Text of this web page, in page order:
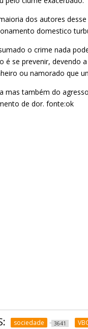
dos autores
domestico
o crime nada
se prevenir, devendo
ou namorado que
mas também do
de dor. fonte:ok
sociedade 3641